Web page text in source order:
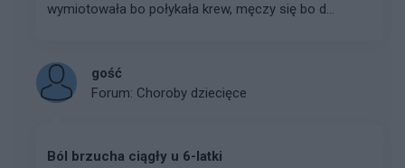
wymiotowała bo połykała krew, męczy się bo d...
gość
Forum: Choroby dziecięce
Ból brzucha ciągły u 6-latki